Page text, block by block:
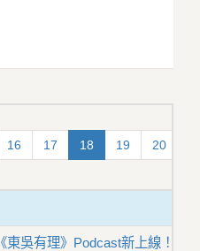
16 17 18 19 20
《東吳有理》Podcast新上線！ 掌